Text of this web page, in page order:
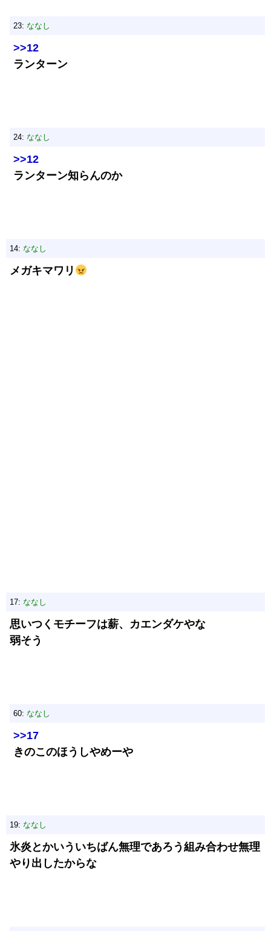
23: ななし
>>12
ランターン
24: ななし
>>12
ランターン知らんのか
14: ななし
メガキマワリ
17: ななし
思いつくモチーフは薪、カエンダケやな
弱そう
60: ななし
>>17
きのこのほうしやめーや
19: ななし
氷炎とかいういちばん無理であろう組み合わせ無理
やり出したからな